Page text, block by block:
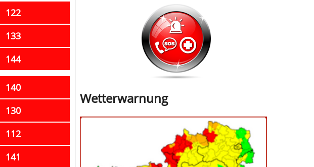
122
133
144
140
130
112
141
Wetterwarnung